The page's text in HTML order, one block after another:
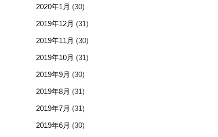
2020年1月 (30)
2019年12月 (31)
2019年11月 (30)
2019年10月 (31)
2019年9月 (30)
2019年8月 (31)
2019年7月 (31)
2019年6月 (30)